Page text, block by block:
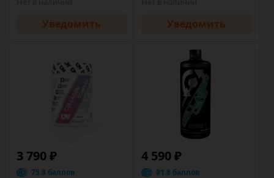
Уведомить Уведомить
3 790 ₽
75.8 баллов
4 590 ₽
91.8 баллов